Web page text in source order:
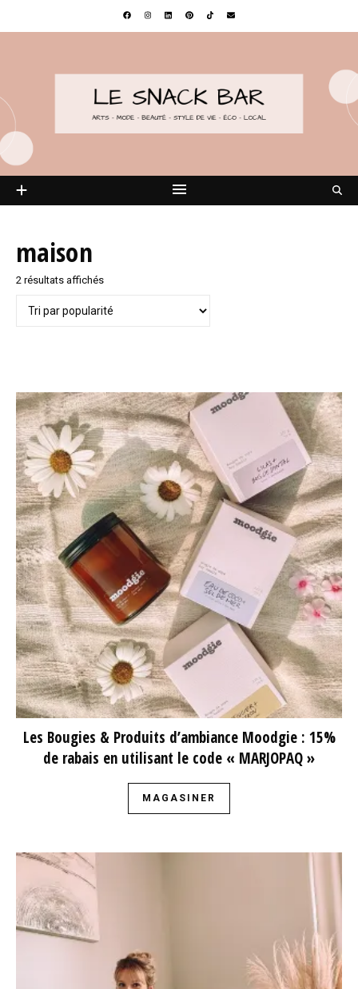
maison
2 résultats affichésTrié par popularité
Les Bougies & Produits d’ambiance Moodgie : 15%
de rabais en utilisant le code « MARJOPAQ »
MAGASINER